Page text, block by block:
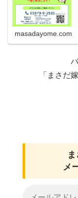
masadayome.com
「まさだ
メ